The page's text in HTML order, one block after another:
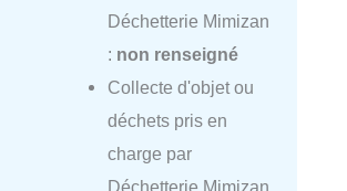
Déchetterie Mimizan
: non renseigné
Collecte d'objet ou
déchets pris en
charge par
Déchetterie Mimizan